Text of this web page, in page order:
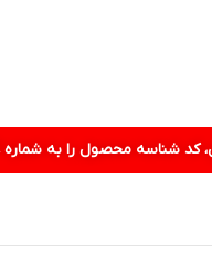
شناسه محصول را به شماره